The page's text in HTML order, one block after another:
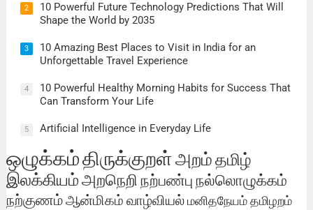
2
10 Powerful Future Technology Predictions That Will
Shape the World by 2035
3
10 Amazing Best Places to Visit in India for an
Unforgettable Travel Experience
4
10 Powerful Healthy Morning Habits for Success That
Can Transform Your Life
5 Artificial Intelligence in Everyday Life
ஒழுக்கம்திருக்குறள்அறம்தமிழ்
இலக்கியம்அறநெறி நற்பண்பு நல்லொழுக்கம்
நற்குணம்ஆன்மிகம் வாழ்வியல்மனிதநேயம்தமிழறம்